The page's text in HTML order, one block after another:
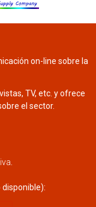
on-line sobre la
TV, etc. y ofrece
el sector.
.
disponible):